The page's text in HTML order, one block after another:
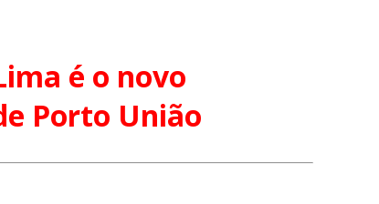
é o novo
Porto União